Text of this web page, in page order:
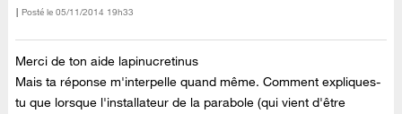
Posté le ‎05/11/2014 19h33
Merci de ton aide lapinucretinus
Mais ta réponse m'interpelle quand même. Comment expliques-
tu que lorsque l'installateur de la parabole (qui vient d'être